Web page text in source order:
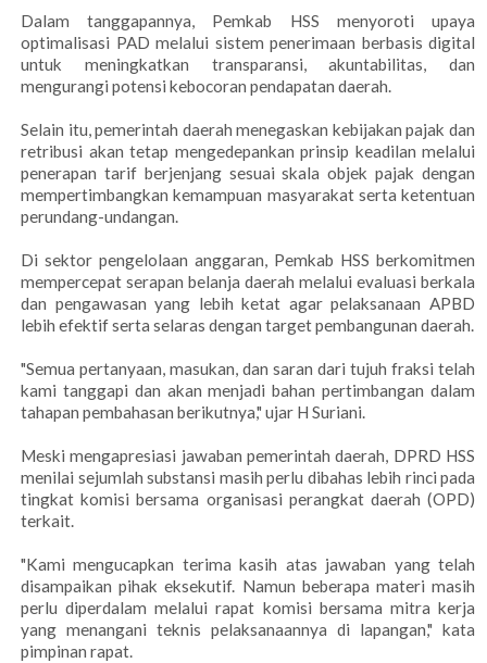
Dalam tanggapannya, Pemkab HSS menyoroti upaya
optimalisasi PAD melalui sistem penerimaan berbasis digital
untuk meningkatkan transparansi, akuntabilitas, dan
mengurangi potensi kebocoran pendapatan daerah.
Selain itu, pemerintah daerah menegaskan kebijakan pajak dan
retribusi akan tetap mengedepankan prinsip keadilan melalui
penerapan tarif berjenjang sesuai skala objek pajak dengan
mempertimbangkan kemampuan masyarakat serta ketentuan
perundang-undangan.
Di sektor pengelolaan anggaran, Pemkab HSS berkomitmen
mempercepat serapan belanja daerah melalui evaluasi berkala
dan pengawasan yang lebih ketat agar pelaksanaan APBD
lebih efektif serta selaras dengan target pembangunan daerah.
"Semua pertanyaan, masukan, dan saran dari tujuh fraksi telah
kami tanggapi dan akan menjadi bahan pertimbangan dalam
tahapan pembahasan berikutnya," ujar H Suriani.
Meski mengapresiasi jawaban pemerintah daerah, DPRD HSS
menilai sejumlah substansi masih perlu dibahas lebih rinci pada
tingkat komisi bersama organisasi perangkat daerah (OPD)
terkait.
"Kami mengucapkan terima kasih atas jawaban yang telah
disampaikan pihak eksekutif. Namun beberapa materi masih
perlu diperdalam melalui rapat komisi bersama mitra kerja
yang menangani teknis pelaksanaannya di lapangan," kata
pimpinan rapat.